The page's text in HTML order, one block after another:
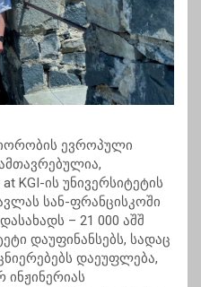
ევროპული
KGI-ის უნივერსიტეტის
სან-ფრანცისკოში
– 21 000 აშშ
დაუფინანსებს, სადაც
დაეუფლება,
ინჟინერიას